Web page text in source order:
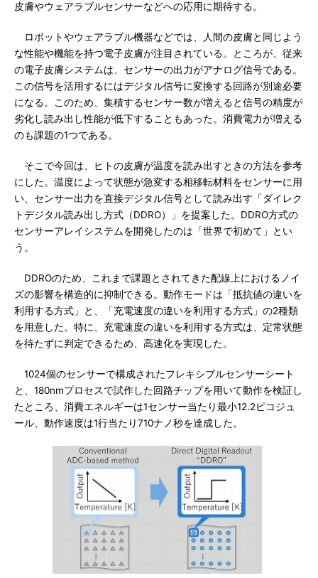
皮膚やウェアラブルセンサーなどへの応用に期待する。
ロボットやウェアラブル機器などでは、人間の皮膚と同じよう
な性能や機能を持つ電子皮膚が注目されている。ところが、従来
の電子皮膚システムは、センサーの出力がアナログ信号である。
この信号を活用するにはデジタル信号に変換する回路が別途必要
になる。このため、集積するセンサー数が増えると信号の精度が
劣化し読み出し性能が低下することもあった。消費電力が増える
のも課題の1つである。
そこで今回は、ヒトの皮膚が温度を読み出すときの方法を参考
にした。温度によって状態が急変する相移転材料をセンサーに用
い、センサー出力を直接デジタル信号として読み出す「ダイレク
トデジタル読み出し方式（DDRO）」を提案した。DDRO方式の
センサーアレイシステムを開発したのは「世界で初めて」とい
う。
DDROのため、これまで課題とされてきた配線上におけるノイ
ズの影響を構造的に抑制できる。動作モードは「抵抗値の違いを
利用する方式」と、「充電速度の違いを利用する方式」の2種類
を用意した。特に、充電速度の違いを利用する方式は、定常状態
を待たずに判定できるため、高速化を実現した。
1024個のセンサーで構成されたフレキシブルセンサーシート
と、180nmプロセスで試作した回路チップを用いて動作を検証し
たところ、消費エネルギーは1センサー当たり最小12.2ピコジュ
ール、動作速度は1行当たり710ナノ秒を達成した。